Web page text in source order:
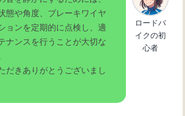
態や角度、ブレーキワイヤ
ョンを定期的に点検し、適
ナンスを行うことが大切な
だきありがとうございまし
ロードバ
イクの初
心者